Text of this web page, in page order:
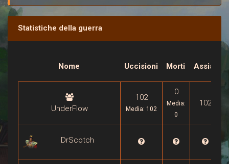
Statistiche della guerra
Nome Uccisioni Morti Assist
UnderFlow
102
Media: 102
0
Media:
0
102
DrScotch 